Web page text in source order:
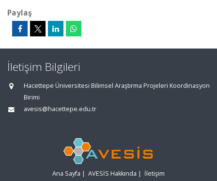
Paylaş
İletişim Bilgileri
Hacettepe Üniversitesi Bilimsel Araştırma Projeleri Koordinasyon
Birimi
avesis@hacettepe.edu.tr
Ana Sayfa | AVESİS Hakkında | İletişim